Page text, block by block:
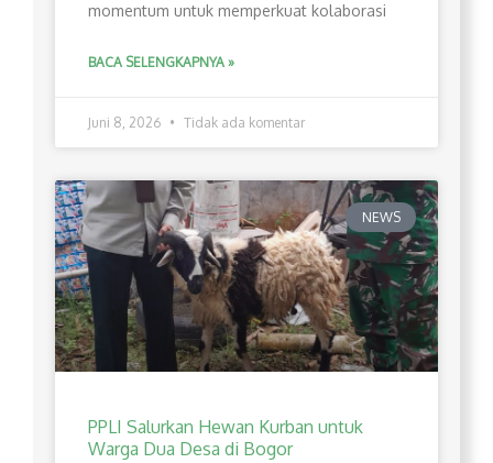
momentum untuk memperkuat kolaborasi
BACA SELENGKAPNYA »
Juni 8, 2026 Tidak ada komentar
NEWS
PPLI Salurkan Hewan Kurban untuk
Warga Dua Desa di Bogor